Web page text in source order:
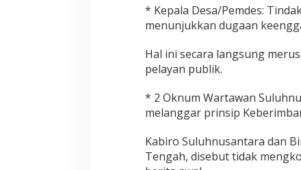
* Kepala Desa/Pemdes:
menunjukkan dugaan
Hal ini secara langsung
pelayan publik.
* 2 Oknum Wartawan
melanggar prinsip
Kabiro Suluhnusantara dan
Tengah, disebut tidak